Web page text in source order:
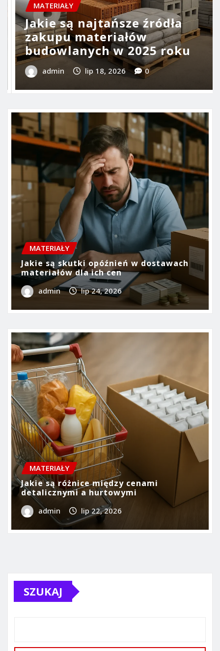
MATERIAŁY
Jakie są najczęstsze ukryte
koszty przy zakupie
materiałów
admin lip 16, 2026 0
MATERIAŁY
Jakie są skutki opóźnień w dostawach
materiałów dla ich cen
admin lip 24, 2026
MATERIAŁY
Jakie są różnice między cenami
detalicznymi a hurtowymi
admin lip 22, 2026
SZUKAJ